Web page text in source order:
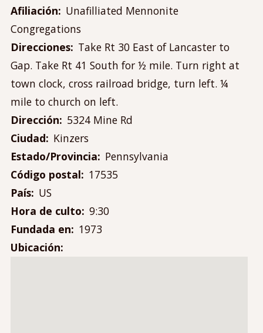
Afiliación
Unafilliated Mennonite
Congregations
Direcciones
Take Rt 30 East of Lancaster to
Gap. Take Rt 41 South for ½ mile. Turn right at
town clock, cross railroad bridge, turn left. ¼
mile to church on left.
Dirección
5324 Mine Rd
Ciudad
Kinzers
Estado/Provincia
Pennsylvania
Código postal
17535
País
US
Hora de culto 9:30
Fundada en
1973
Ubicación
Acerca de Maná
Contáctanos
Menú
de
cuenta
de
usuario
Mi cuenta
Iniciar sesión